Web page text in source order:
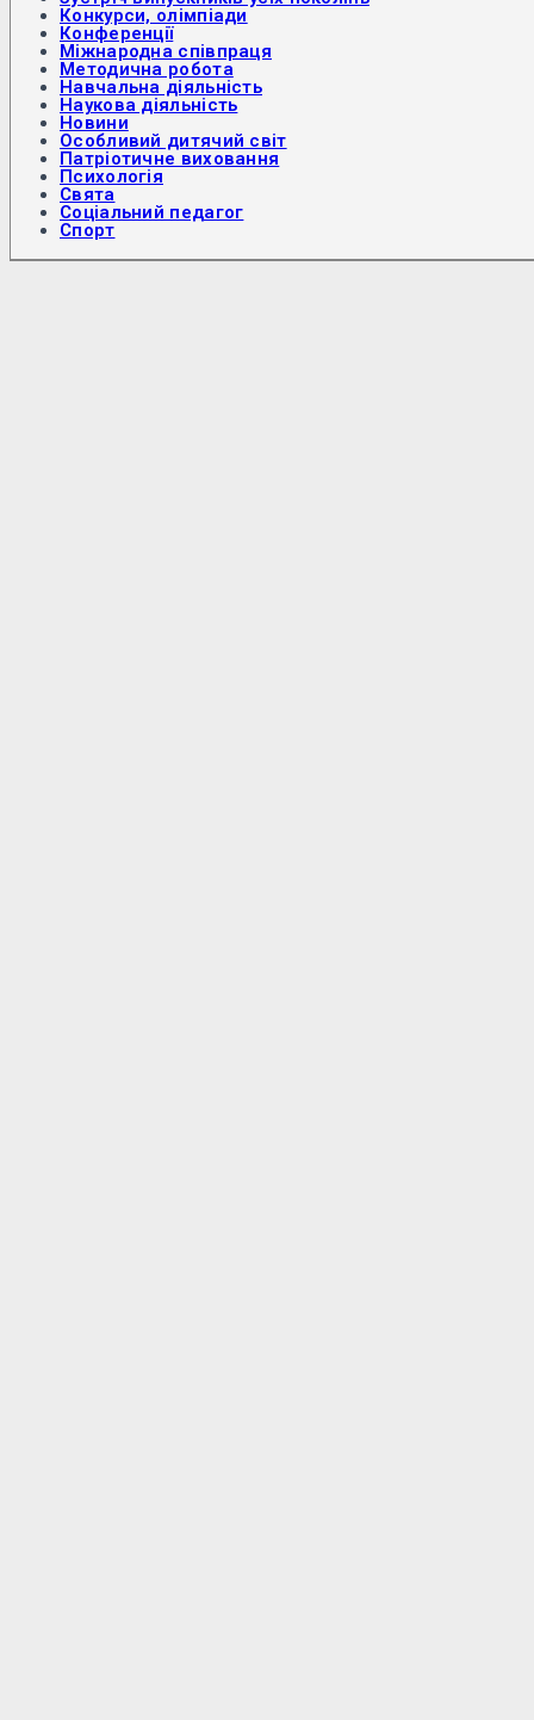
Конкурси, олімпіади
Конференції
Міжнародна співпраця
Методична робота
Навчальна діяльність
Наукова діяльність
Новини
Особливий дитячий світ
Патріотичне виховання
Психологія
Свята
Соціальний педагог
Спорт